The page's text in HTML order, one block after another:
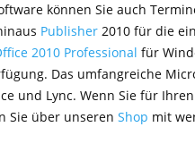
können Sie auch
Publisher 2010 für die
2010 Professional für
Das umfangreiche
und Lync. Wenn Sie für
Sie über unseren Shop mit